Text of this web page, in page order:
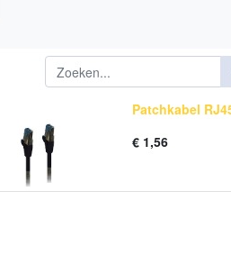
Patchkabel
€ 1,56